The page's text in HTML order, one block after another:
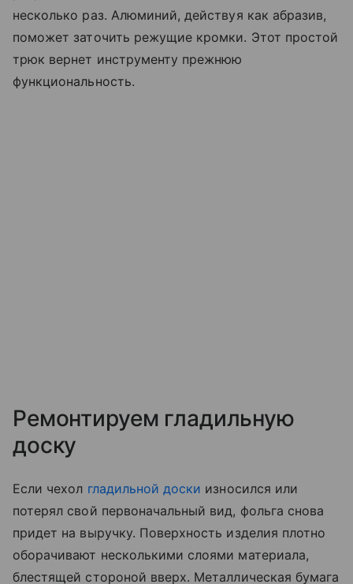
несколько раз. Алюминий, действуя как абразив,
поможет заточить режущие кромки. Этот простой
трюк вернет инструменту прежнюю
функциональность.
Ремонтируем гладильную
доску
Если чехол гладильной доски износился или
потерял свой первоначальный вид, фольга снова
придет на выручку. Поверхность изделия плотно
оборачивают несколькими слоями материала,
блестящей стороной вверх. Металлическая бумага